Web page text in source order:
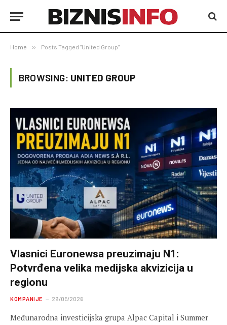
Home » Posts Tagged "United Group"
BROWSING: UNITED GROUP
Vlasnici Euronewsa preuzimaju N1:
Potvrđena velika medijska akvizicija u
regionu
KOMPANIJE 29/05/2026
Međunarodna investicijska grupa Alpac Capital i Summer